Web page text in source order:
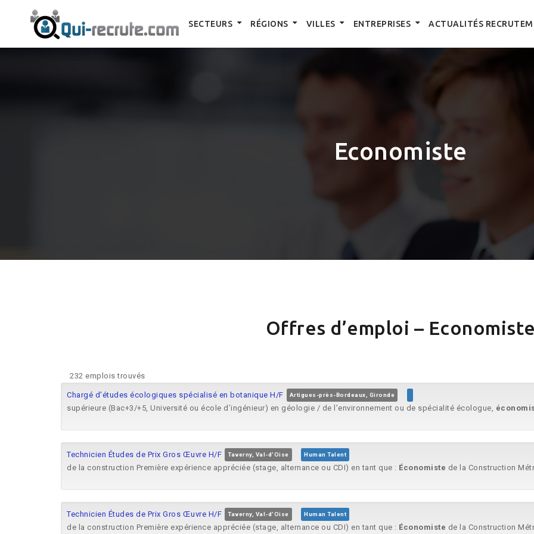
SECTEURS RÉGIONS VILLES ENTREPRISES ACTUALITÉS
Economiste
Offres d’emploi – Economiste
232 emplois trouvés
Chargé d'études écologiques spécialisé en botanique H/F Artigues-près-Bordeaux, Gironde
supérieure (Bac+3/+5, Université ou école d’ingénieur) en géologie / de l’environnement ou de spécialité écologue,
Technicien Études de Prix Gros Œuvre H/F Taverny, Val-d'Oise Human Talent
de la construction Première expérience appréciée (stage, alternance ou CDI) en tant que : Économiste de la Construction
Technicien Études de Prix Gros Œuvre H/F Taverny, Val-d'Oise Human Talent
de la construction Première expérience appréciée (stage, alternance ou CDI) en tant que : Économiste de la Construction